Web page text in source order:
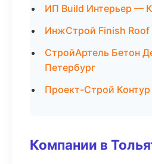
ИП Build Интерьер —
ИнжСтрой Finish
СтройАртель Бетон
Петербург
Проект-Строй
Компании в